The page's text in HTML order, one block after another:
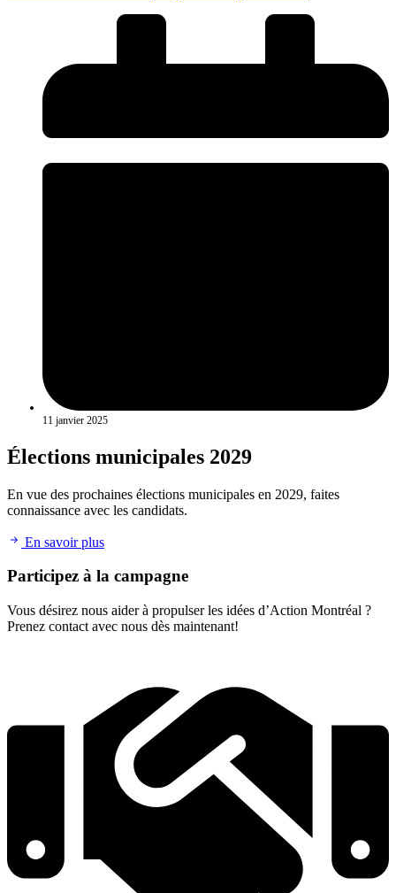
11 janvier 2025
Élections municipales 2029
En vue des prochaines élections municipales en 2029, faites
connaissance avec les candidats.
En savoir plus
Participez à la campagne
Vous désirez nous aider à propulser les idées d’Action Montréal ?
Prenez contact avec nous dès maintenant!